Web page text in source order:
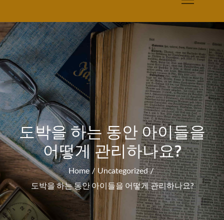
도박을 하는 동안 아이들을
어떻게 관리하나요?
Home
Uncategorized
도박을 하는 동안 아이들을 어떻게 관리하나요?